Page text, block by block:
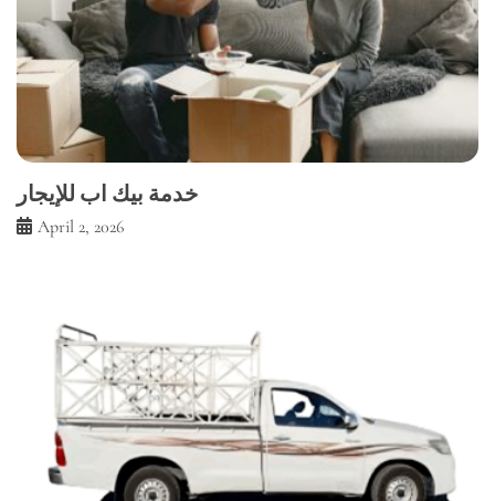
خدمة بيك اب للإيجار
April 2, 2026